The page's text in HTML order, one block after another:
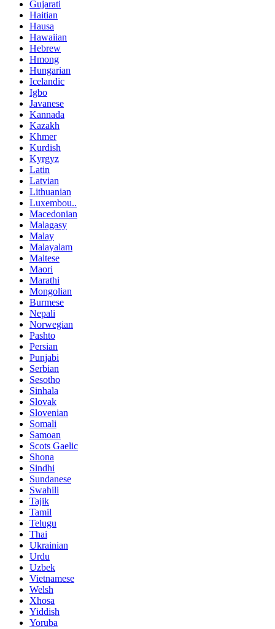
Gujarati
Haitian
Hausa
Hawaiian
Hebrew
Hmong
Hungarian
Icelandic
Igbo
Javanese
Kannada
Kazakh
Khmer
Kurdish
Kyrgyz
Latin
Latvian
Lithuanian
Luxembou..
Macedonian
Malagasy
Malay
Malayalam
Maltese
Maori
Marathi
Mongolian
Burmese
Nepali
Norwegian
Pashto
Persian
Punjabi
Serbian
Sesotho
Sinhala
Slovak
Slovenian
Somali
Samoan
Scots Gaelic
Shona
Sindhi
Sundanese
Swahili
Tajik
Tamil
Telugu
Thai
Ukrainian
Urdu
Uzbek
Vietnamese
Welsh
Xhosa
Yiddish
Yoruba